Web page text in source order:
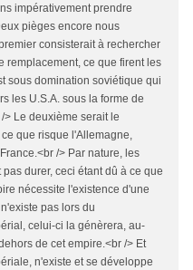
impérativement prendre
pièges encore nous
consisterait à rechercher
remplacement, ce que firent les
sous domination soviétique qui
les U.S.A. sous la forme de
/> Le deuxième serait le
que risque l'Allemagne,
/> Par nature, les
durer, ceci étant dû à ce que
nécessite l'existence d'une
pas lors du
celui-ci la génèrera, au-
de cet empire.<br /> Et
n'existe et se développe